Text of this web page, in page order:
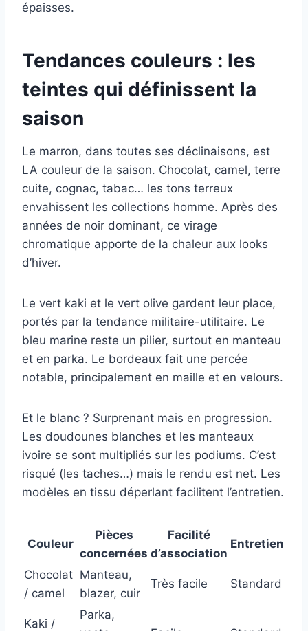
épaisses.
Tendances couleurs : les
teintes qui définissent la
saison
Le marron, dans toutes ses déclinaisons, est
LA couleur de la saison. Chocolat, camel, terre
cuite, cognac, tabac… les tons terreux
envahissent les collections homme. Après des
années de noir dominant, ce virage
chromatique apporte de la chaleur aux looks
d’hiver.
Le vert kaki et le vert olive gardent leur place,
portés par la tendance militaire-utilitaire. Le
bleu marine reste un pilier, surtout en manteau
et en parka. Le bordeaux fait une percée
notable, principalement en maille et en velours.
Et le blanc ? Surprenant mais en progression.
Les doudounes blanches et les manteaux
ivoire se sont multipliés sur les podiums. C’est
risqué (les taches…) mais le rendu est net. Les
modèles en tissu déperlant facilitent l’entretien.
Couleur
Pièces
concernées
Facilité
d’association
Entretien
Chocolat
/ camel
Manteau,
blazer, cuir
Très facile Standard
Kaki /
Parka,